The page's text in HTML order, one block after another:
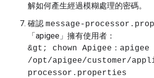
解如何產生經過模糊處理的密碼。
確認 message-
「apigee」擁有使用者：
&gt; chown Apigee：apigee
/opt/apigee/customer/
processor.properties